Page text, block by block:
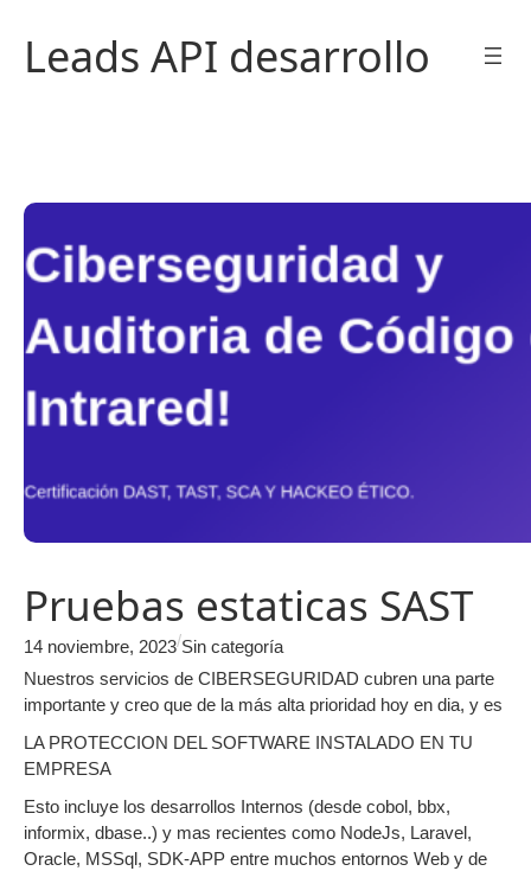
contenido
Leads API desarrollo
Pruebas estaticas SAST
14 noviembre, 2023/Sin categoría
Nuestros servicios de CIBERSEGURIDAD cubren una parte
importante y creo que de la más alta prioridad hoy en dia, y es
LA PROTECCION DEL SOFTWARE INSTALADO EN TU
EMPRESA
Esto incluye los desarrollos Internos (desde cobol, bbx,
informix, dbase..) y mas recientes como NodeJs, Laravel,
Oracle, MSSql, SDK-APP entre muchos entornos Web y de